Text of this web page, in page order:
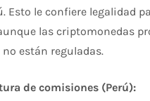
Esto le confiere legalidad
las criptomonedas
están reguladas.​
de comisiones (Perú):